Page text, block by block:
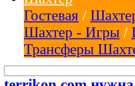
Гостевая /
Шахтер - Игры /
Трансферы